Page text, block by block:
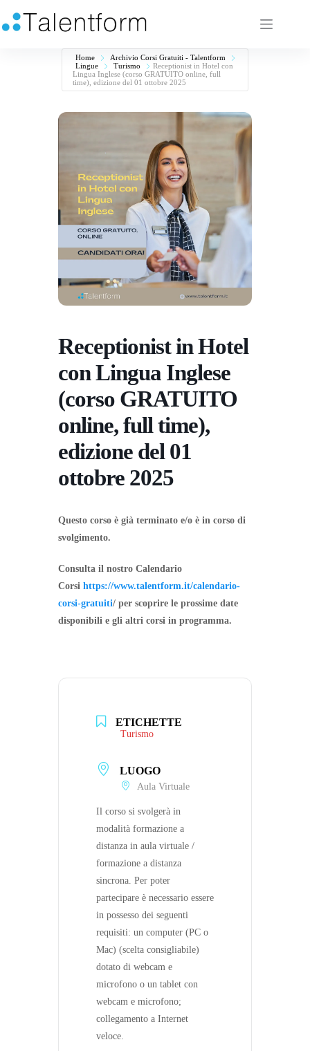
Home
Archivio Corsi Gratuiti - Talentform
Lingue
Turismo
Receptionist in Hotel con
Lingua Inglese (corso GRATUITO online, full
time), edizione del 01 ottobre 2025
Receptionist in Hotel
con Lingua Inglese
(corso GRATUITO
online, full time),
edizione del 01
ottobre 2025
Questo corso è già terminato e/o è in corso di
svolgimento.
Consulta il nostro Calendario
Corsi https://www.talentform.it/calendario-
corsi-gratuiti/ per scoprire le prossime date
disponibili e gli altri corsi in programma.
ETICHETTE
Turismo
LUOGO
Aula Virtuale
Il corso si svolgerà in
modalità formazione a
distanza in aula virtuale /
formazione a distanza
sincrona. Per poter
partecipare è necessario essere
in possesso dei seguenti
requisiti: un computer (PC o
Mac) (scelta consigliabile)
dotato di webcam e
microfono o un tablet con
webcam e microfono;
collegamento a Internet
veloce.